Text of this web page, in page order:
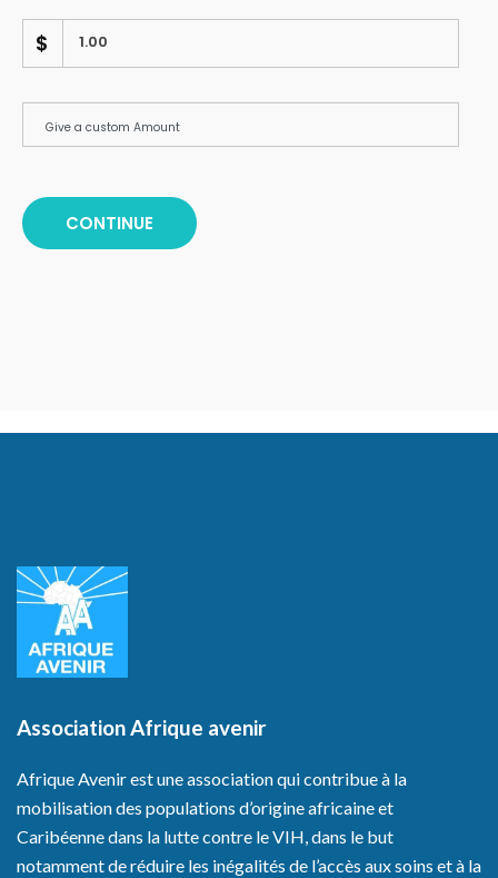
$
CONTINUE
Association Afrique avenir
Afrique Avenir est une association qui contribue à la
mobilisation des populations d’origine africaine et
Caribéenne dans la lutte contre le VIH, dans le but
notamment de réduire les inégalités de l’accès aux soins et à la